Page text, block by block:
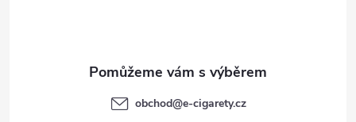
obchod@e-cigarety.cz